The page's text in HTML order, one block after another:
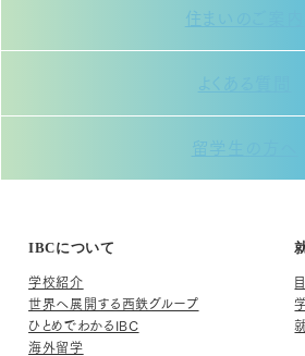
住まいのご案内
よくある質問
留学生の方へ
IBCについて
学校紹介
世界へ展開する西鉄グループ
ひとめでわかるIBC
海外留学